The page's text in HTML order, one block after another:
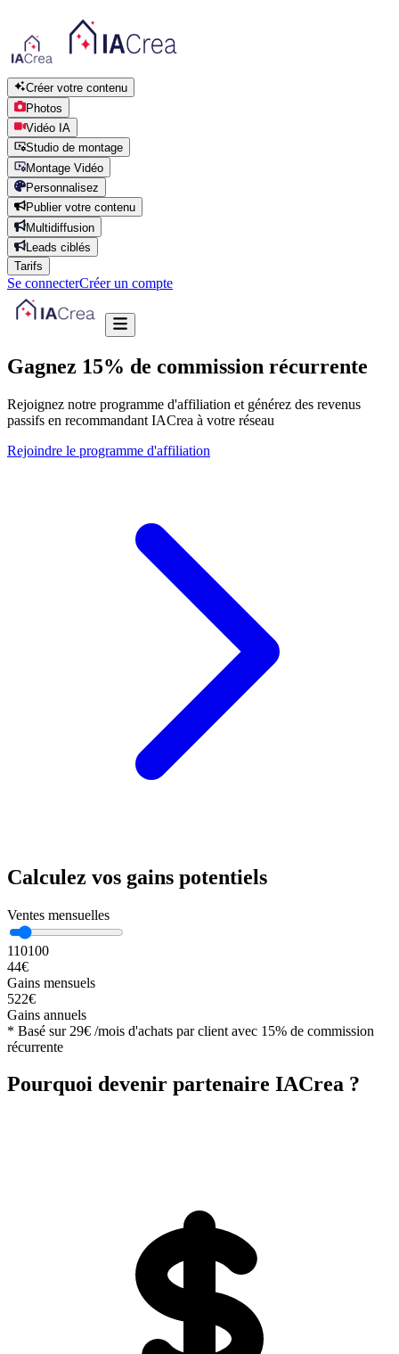
Créer votre contenu
Photos
Vidéo IA
Studio de montage
Montage Vidéo
Personnalisez
Publier votre contenu
Multidiffusion
Leads ciblés
Tarifs
Se connecterCréer un compte
Gagnez 15% de commission récurrente
Rejoignez notre programme d'affiliation et générez des revenus
passifs en recommandant IACrea à votre réseau
Rejoindre le programme d'affiliation
Calculez vos gains potentiels
Ventes mensuelles
110100
44€
Gains mensuels
522€
Gains annuels
* Basé sur 29€ /mois d'achats par client avec 15% de commission
récurrente
Pourquoi devenir partenaire IACrea ?